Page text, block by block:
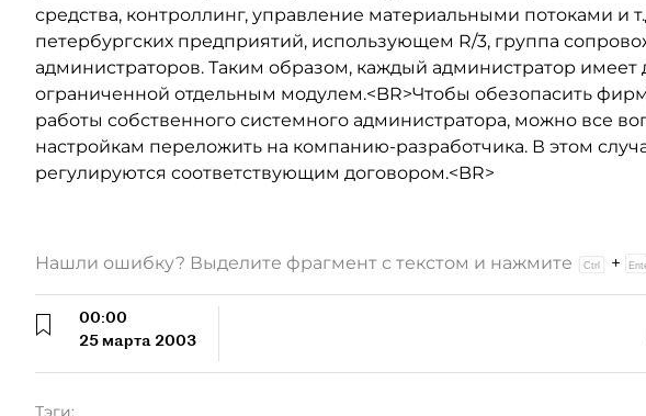
средства, контроллинг, управление материальными потоками и
петербургских предприятий, использующем R/3, группа
администраторов. Таким образом, каждый администратор
ограниченной отдельным модулем.<BR>Чтобы обезопасить
работы собственного системного администратора, можно все
настройкам переложить на компанию-разработчика. В этом
регулируются соответствующим договором.<BR>
Нашли ошибку? Выделите фрагмент с текстом и нажмите +
00:00
25 марта 2003
Тэги: